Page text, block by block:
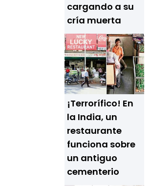
cargando a su
cría muerta
¡Terrorífico! En
la India, un
restaurante
funciona sobre
un antiguo
cementerio